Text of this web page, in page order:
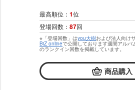
最高順位： 1位
登場回数： 87回
※「登場回数」はyou大樹および法人向け
BiZ onlineで公開しております週間アルバ
のランクイン回数を掲載しています。
商品購入